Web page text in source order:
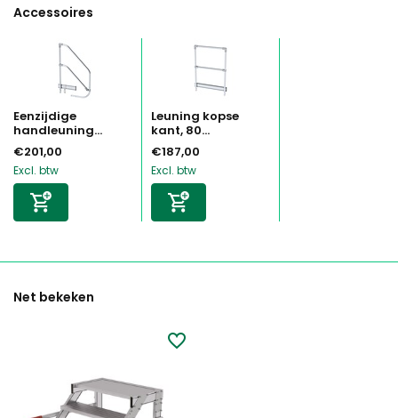
Accessoires
Eenzijdige
handleuning...
€201,00
Excl. btw
Leuning kopse
kant, 80...
€187,00
Excl. btw
Net bekeken